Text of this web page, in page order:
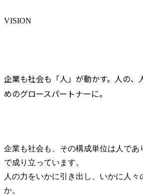
VISION
企業も社会も「人」が動かす。人の、
めのグロースパートナーに。
企業も社会も、その構成単位は人であ
で成り立っています。
人の力をいかに引き出し、いかに人々
か。